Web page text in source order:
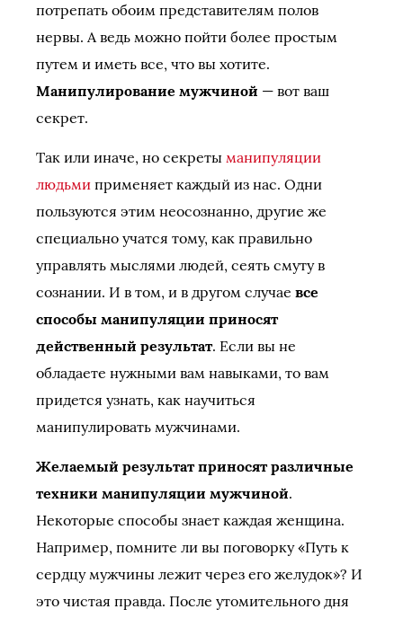
потрепать обоим представителям полов
нервы. А ведь можно пойти более простым
путем и иметь все, что вы хотите.
Манипулирование мужчиной — вот ваш
секрет.
Так или иначе, но секреты манипуляции
людьми применяет каждый из нас. Одни
пользуются этим неосознанно, другие же
специально учатся тому, как правильно
управлять мыслями людей, сеять смуту в
сознании. И в том, и в другом случае все
способы манипуляции приносят
действенный результат. Если вы не
обладаете нужными вам навыками, то вам
придется узнать, как научиться
манипулировать мужчинами.
Желаемый результат приносят различные
техники манипуляции мужчиной.
Некоторые способы знает каждая женщина.
Например, помните ли вы поговорку «Путь к
сердцу мужчины лежит через его желудок»? И
это чистая правда. После утомительного дня